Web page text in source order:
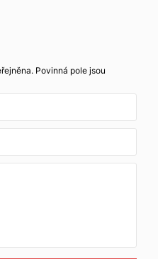
Povinná pole jsou